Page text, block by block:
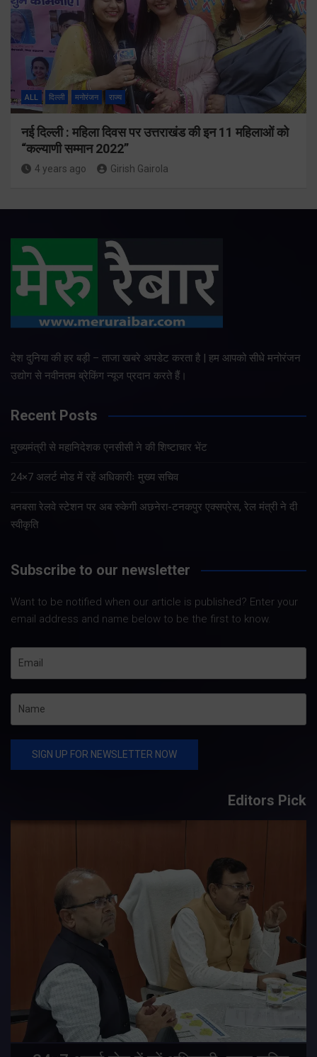
ALL दिल्ली मनोरंजन राज्य
नई दिल्ली : महिला दिवस पर उत्तराखंड की इन 11 महिलाओं को
“कल्याणी सम्मान 2022”
4 years ago Girish Gairola
देश दुनिया की हर बड़ी – ताजा खबरे अपडेट करता है | हम आपको सीधे मनोरंजन
उद्योग से नवीनतम ब्रेकिंग न्यूज प्रदान करते हैं।
Recent Posts
मुख्यमंत्री से महानिदेशक एनसीसी ने की शिष्टाचार भेंट
24×7 अलर्ट मोड में रहें अधिकारीः मुख्य सचिव
बनबसा रेलवे स्टेशन पर अब रुकेगी अछनेरा-टनकपुर एक्सप्रेस, रेल मंत्री ने दी
स्वीकृति
Subscribe to our newsletter
Want to be notified when our article is published? Enter your
email address and name below to be the first to know.
Editors Pick